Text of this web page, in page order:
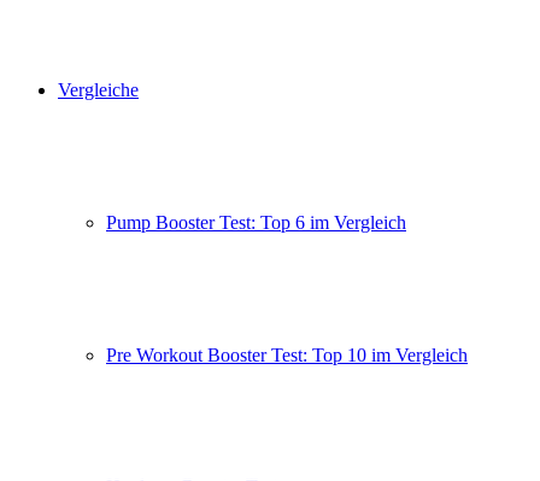
Vergleiche
Pump Booster Test: Top 6 im Vergleich
Pre Workout Booster Test: Top 10 im Vergleich